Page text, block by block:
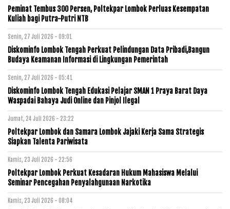
Peminat Tembus 300 Persen, Poltekpar Lombok Perluas Kesempatan
Kuliah bagi Putra-Putri NTB
Senin, 27 Juli 2026 - 09:01
Diskominfo Lombok Tengah Perkuat Pelindungan Data Pribadi,Bangun
Budaya Keamanan Informasi di Lingkungan Pemerintah
Senin, 27 Juli 2026 - 05:41
Diskominfo Lombok Tengah Edukasi Pelajar SMAN 1 Praya Barat Daya
Waspadai Bahaya Judi Online dan Pinjol Ilegal
Jumat, 24 Juli 2026 - 23:22
Poltekpar Lombok dan Samara Lombok Jajaki Kerja Sama Strategis
Siapkan Talenta Pariwisata
Kamis, 23 Juli 2026 - 22:56
Poltekpar Lombok Perkuat Kesadaran Hukum Mahasiswa Melalui
Seminar Pencegahan Penyalahgunaan Narkotika
Kamis, 23 Juli 2026 - 08:04